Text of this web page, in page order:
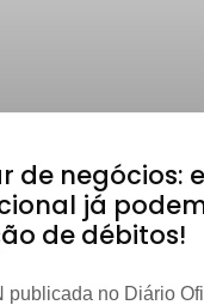
de negócios:
já
de débitos!
publicada no Diário